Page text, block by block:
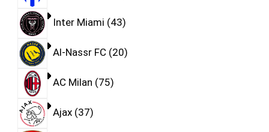
Inter Miami 43
Al-Nassr FC 20
AC Milan 75
Ajax 37